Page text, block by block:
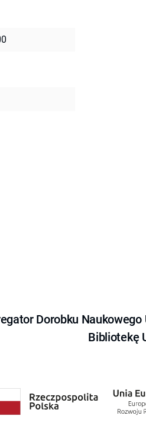
Dorobku
Bibliotekę